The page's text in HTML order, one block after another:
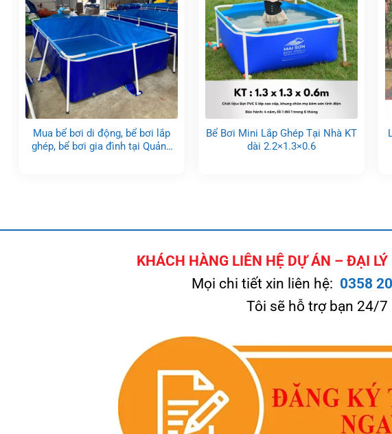
Mua bể bơi di động, bể bơi lắp
ghép, bể bơi gia đình tại Quảng
Bể Bơi Mini Lắp Ghép Tại Nhà KT
dài 2.2×1.3×0.6
KHÁCH HÀNG LIÊN HỆ DỰ ÁN – ĐẠI
Mọi chi tiết xin liên hệ: 0358
Tôi sẽ hỗ trợ bạn 24/7